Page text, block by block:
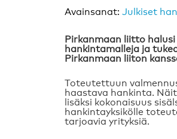
Avainsanat: Julkiset
Pirkanmaan liitto
hankintamalleja ja
Pirkanmaan liiton
Toteutettuun
haastava hankinta.
lisäksi kokonaisuus
hankintayksikölle
tarjoavia yrityksiä.